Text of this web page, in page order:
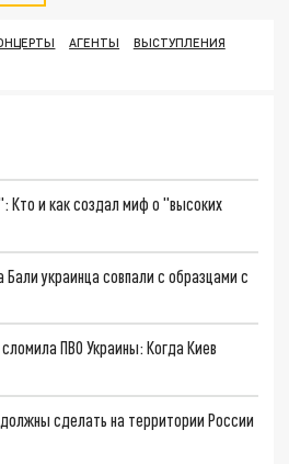
АГЕНТЫ
ВЫСТУПЛЕНИЯ
Кто и как создал миф о "высоких
Бали украинца совпали с образцами с
ПВО Украины: Когда Киев
сделать на территории России